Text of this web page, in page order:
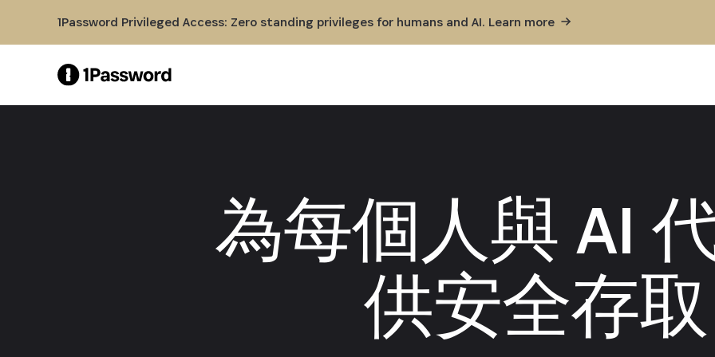
1Password Privileged Access: Zero standing privileges for humans and AI. Learn more
為每個人與 AI
供安全存取